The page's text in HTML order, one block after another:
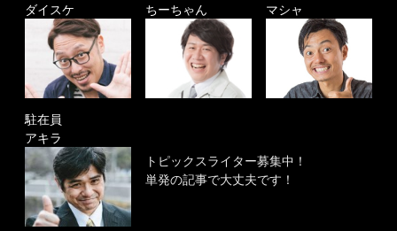
ダイスケ
ちーちゃん
マシャ
駐在員
アキラ
トピックスライター募集中！
単発の記事で大丈夫です！